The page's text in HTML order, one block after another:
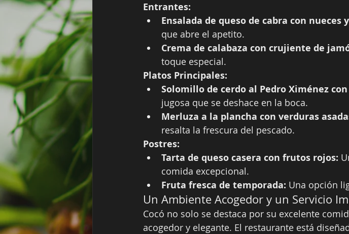
Entrantes:
Ensalada de queso de cabra con nueces
que abre el apetito.
Crema de calabaza con crujiente de
toque especial.
Platos Principales:
Solomillo de cerdo al Pedro Ximénez
jugosa que se deshace en la boca.
Merluza a la plancha con verduras
resalta la frescura del pescado.
Postres:
Tarta de queso casera con frutos rojos:
comida excepcional.
Fruta fresca de temporada: Una opción
Un Ambiente Acogedor y un Servicio
Cocó no solo se destaca por su excelente
acogedor y elegante. El restaurante está